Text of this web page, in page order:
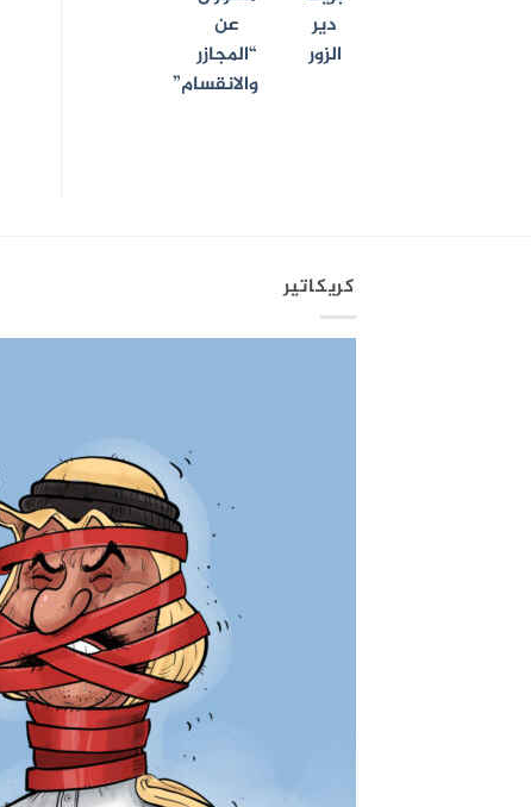
دير
الزور
عن
“المجازر
والانقسام”
كريكاتير